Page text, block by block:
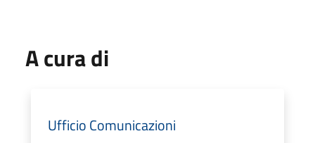
A cura di
Ufficio Comunicazioni